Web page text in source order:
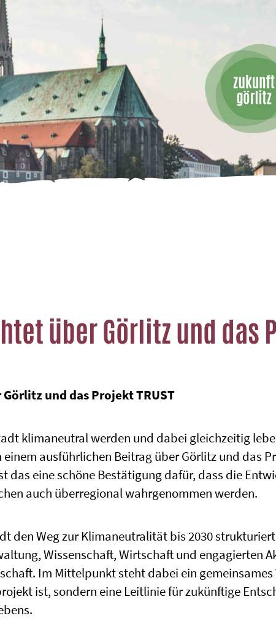
über Görlitz und das
und das Projekt TRUST
klimaneutral werden und dabei gleichzeitig
einem ausführlichen Beitrag über Görlitz und das
das eine schöne Bestätigung dafür, dass die
auch überregional wahrgenommen werden.
den Weg zur Klimaneutralität bis 2030 strukturiert
Wissenschaft, Wirtschaft und engagierten
Im Mittelpunkt steht dabei ein
ist, sondern eine Leitlinie für zukünftige